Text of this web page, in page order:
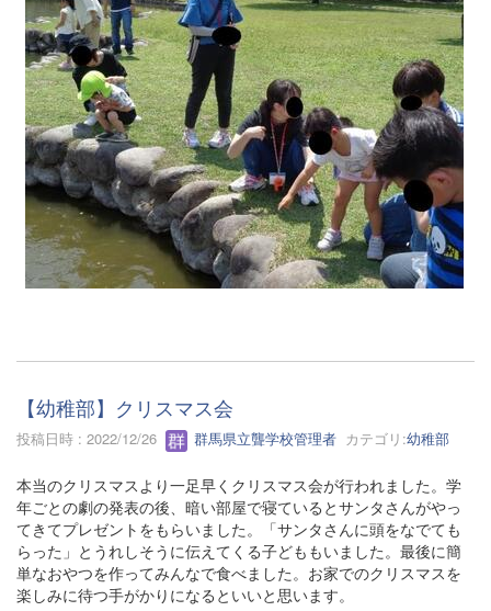
【幼稚部】クリスマス会
投稿日時 : 2022/12/26 群馬県立聾学校管理者 カテゴリ:幼稚部
本当のクリスマスより一足早くクリスマス会が行われました。学
年ごとの劇の発表の後、暗い部屋で寝ているとサンタさんがやっ
てきてプレゼントをもらいました。「サンタさんに頭をなでても
らった」とうれしそうに伝えてくる子どももいました。最後に簡
単なおやつを作ってみんなで食べました。お家でのクリスマスを
楽しみに待つ手がかりになるといいと思います。